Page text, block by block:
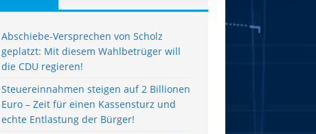
Abschiebe-Versprechen von Scholz
geplatzt: Mit diesem Wahlbetrüger will
die CDU regieren!
Steuereinnahmen steigen auf 2 Billionen
Euro – Zeit für einen Kassensturz und
echte Entlastung der Bürger!